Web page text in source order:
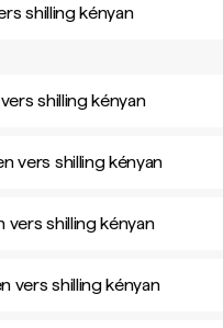
shilling kényan
shilling kényan
vers shilling kényan
vers shilling kényan
vers shilling kényan